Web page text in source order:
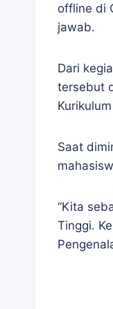
offline di
jawab.
Dari
tersebut
Saat
“Kita
Tinggi.